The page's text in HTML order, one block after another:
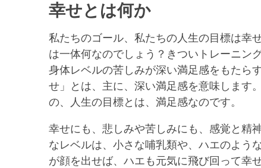
幸せとは何か
私たちのゴール、私たちの人生の目標は幸
は一体何なのでしょう？きついトレーニン
身体レベルの苦しみが深い満足感をもたら
せ」とは、主に、深い満足感を意味します
の、人生の目標とは、満足感なのです。
幸せにも、悲しみや苦しみにも、感覚と精
なレベルは、小さな哺乳類や、ハエのよう
が顔を出せば、ハエも元気に飛び回って幸